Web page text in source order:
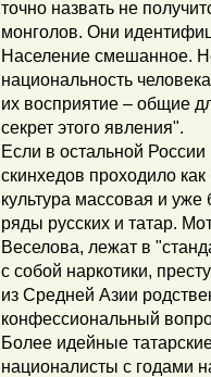
точно назвать не
монголов. Они
Население смешанное.
национальность
их восприятие – общие
секрет этого явления".
Если в остальной
скинхедов проходило
культура массовая и
ряды русских и татар.
Веселова, лежат в
с собой наркотики,
из Средней Азии
конфессиональный
Более идейные
националисты с годами